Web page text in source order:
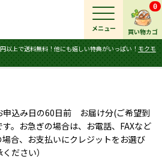
買い物カゴ
0
以上で送料無料！他にも嬉しい特典がいっぱい！ モクモ
メニュー
込み日の60日前 お届け分(ご希望到
。お急ぎの場合は、お電話、FAXなど
合、お支払いにクレジットをお選び
ださい）